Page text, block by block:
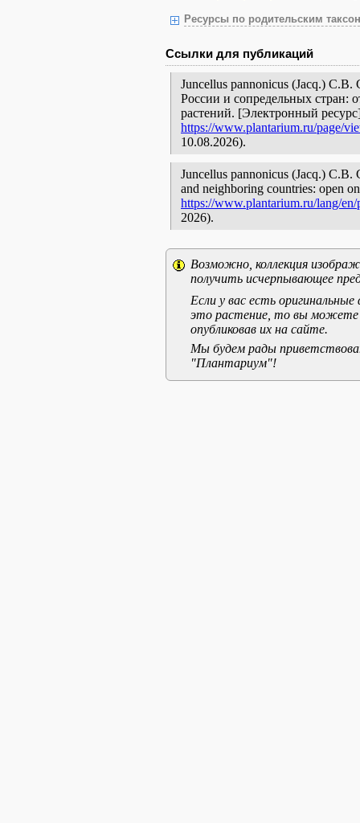
Ресурсы по родительским
Ссылки для публикаций
Juncellus pannonicus (Jacq.)
России и сопредельных стран:
растений. [Электронный
https://www.plantarium.ru/page/
10.08.2026).
Juncellus pannonicus (Jacq.) C.B.
and neighboring countries: open
https://www.plantarium.ru/lang/
2026).
Возможно, коллекция
получить исчерпывающее
Если у вас есть
это растение, то вы можете
опубликовав их на сайте.
Мы будем рады
"Плантариум"!